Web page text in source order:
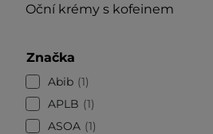
Oční krémy s kofeinem
Značka
Abib 1
APLB
1
ASOA 1